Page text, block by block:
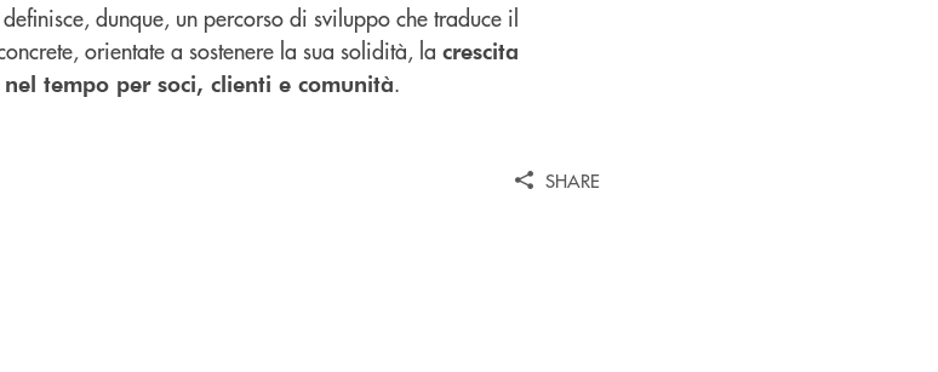
dunque, un percorso di sviluppo che traduce il
orientate a sostenere la sua solidità, la crescita
tempo per soci, clienti e comunità.
SHARE